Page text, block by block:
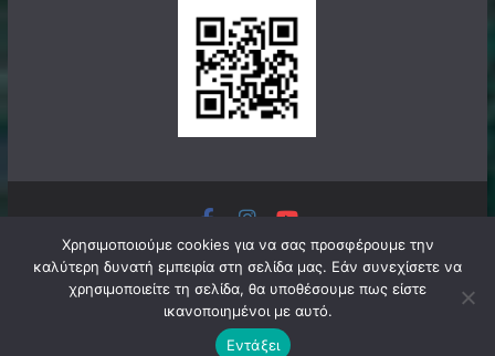
Πνευματικά Δικαιώματα © 2026filadelfeianews.gr. Τα
πνευματικά δικαιώματα προστατεύονται.
Θέμα:ColorMagαπό ThemeGrill. Κατασκευασμένο με
WordPress
Χρησιμοποιούμε cookies για να σας προσφέρουμε την
καλύτερη δυνατή εμπειρία στη σελίδα μας. Εάν συνεχίσετε να
χρησιμοποιείτε τη σελίδα, θα υποθέσουμε πως είστε
ικανοποιημένοι με αυτό.
Εντάξει